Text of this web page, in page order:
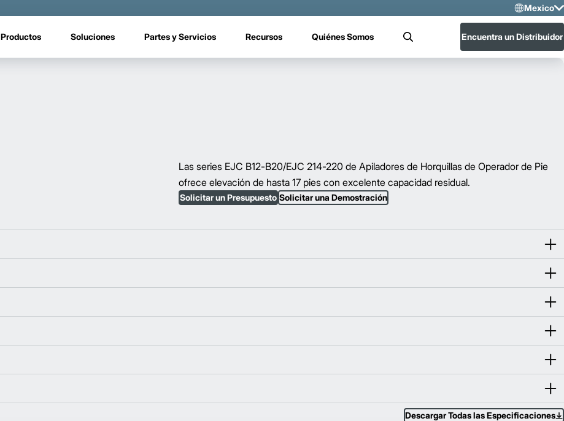
Mexico
Productos Soluciones Partes y Servicios Recursos Quiénes Somos Buscar Encuentra un Distribuidor
Las series EJC B12-B20/EJC 214-220 de Apiladores de Horquillas de Operador de Pie
ofrece elevación de hasta 17 pies con excelente capacidad residual.
Solicitar un Presupuesto Solicitar una Demostración
Descargar Todas las Especificaciones